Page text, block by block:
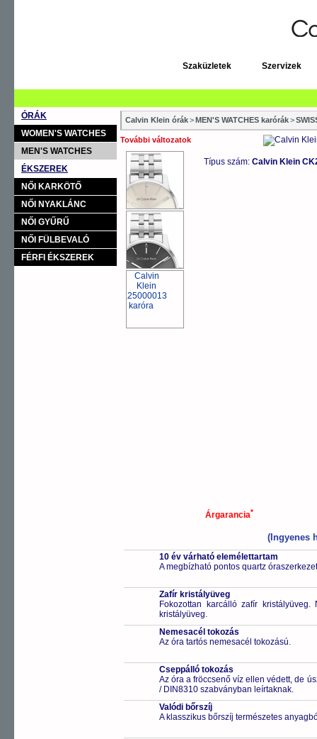
Szaküzletek Szervizek
ÓRÁK
WOMEN'S WATCHES
MEN'S WATCHES
ÉKSZEREK
NŐI KARKÖTŐ
NŐI NYAKLÁNC
NŐI GYŰRŰ
NŐI FÜLBEVALÓ
FÉRFI ÉKSZEREK
Calvin Klein órák>MEN'S WATCHES karórák>
További változatok
Típus szám: Calvin Klein
Árgarancia*
(Ingyenes
10 év várható elemélettartam
A megbízható pontos quartz
Zafír kristályüveg
Fokozottan karcálló zafír
kristályüveg.
Nemesacél tokozás
Az óra tartós nemesacél tokozású.
Cseppálló tokozás
Az óra a fröccsenő víz ellen védett, de
/ DIN8310 szabványban leírtaknak.
Valódi bőrszíj
A klasszikus bőrszíj természetes